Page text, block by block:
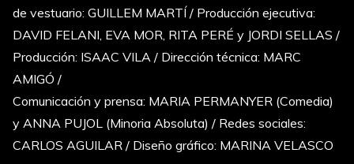
de vestuario: GUILLEM MARTÍ / Producción ejecutiva:
DAVID FELANI, EVA MOR, RITA PERÉ y JORDI SELLAS /
Producción: ISAAC VILA / Dirección técnica: MARC
AMIGÓ /
Comunicación y prensa: MARIA PERMANYER (Comedia)
y ANNA PUJOL (Minoria Absoluta) / Redes sociales:
CARLOS AGUILAR / Diseño gráfico: MARINA VELASCO